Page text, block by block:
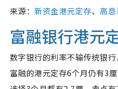
来源：新资金港元定存、 高
富融银行港元
数字银行的利率不输传统银
富融的港元定存6个月仍有3